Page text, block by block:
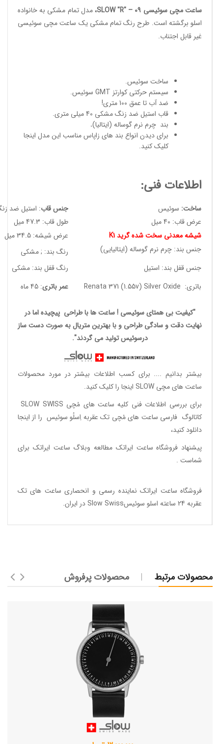
ساعت مچی سوئیسی SLOW "R" – 09 ، مدل تمام مشکی به خانواده
اسلو برگشته است. طرح رنگ تمام مشکی یک ساعت مچی سوئیسی
غیر قابل اجتناب.
ساخت سوئیس.
سیستم حرکتی کوارتز GMT سوئیس.
ضد آب تا عمق 100 متری!
قاب استیل ضد زنگ مشکی 40 میلی متری.
بند چرم نرم گوساله (ایتالیا).
برای دیدن انواع بند های زاپاس مناسب این مدل اینجا
کلیک کنید.
اطلاعات فنی:
ساخت: سوئیس جنس قاب: استیل ضد
عرض قاب: 40 میل
طول قاب: 47.3 میل
شیشه معدنی سخت شده گرید K1
عرض شیشه: 34.5 میل
جنس بند: چرم نرم گوساله (ایتالیایی)
رنگ بند: ; مشکی
جنس قفل بند: استیل
رنگ قفل بند: مشکی
باتری: Renata 371 (1.55v) Silver Oxide
عمر باتری: 45 ماه
"کیفیت بی همتای سوئیسی ! ساعت ها با طراحی پیچیده اما در
نهایت دقت و سادگی طراحی و با بهترین متریال به صورت دست ساز
درسوئیس تولید می گردند".
بیشتر بدانیم .... برای کسب اطلاعات بیشتر در مورد محصولات
ساعت های مچی SLOW اینجا را کلیک کنید.
برای بررسی اطلاعات فنی کلیه ساعت های مُچی SLOW SWISS
کاتالوگ فارسی ساعت های مُچی تک عقربه اِسلُو سوئیس را از اینجا
دانلود کنید،
پیشنهاد فروشگاه ساعت ایراتک مطالعه وبلاگ ساعت ایراتک برای
شماست .
فروشگاه ساعت ایراتک نماینده رسمی و انحصاری ساعت های تک
عقربه 24 ساعته اسلو سوئیسSlow Swiss در ایران
.
محصولات مرتبط محصولات پرفروش